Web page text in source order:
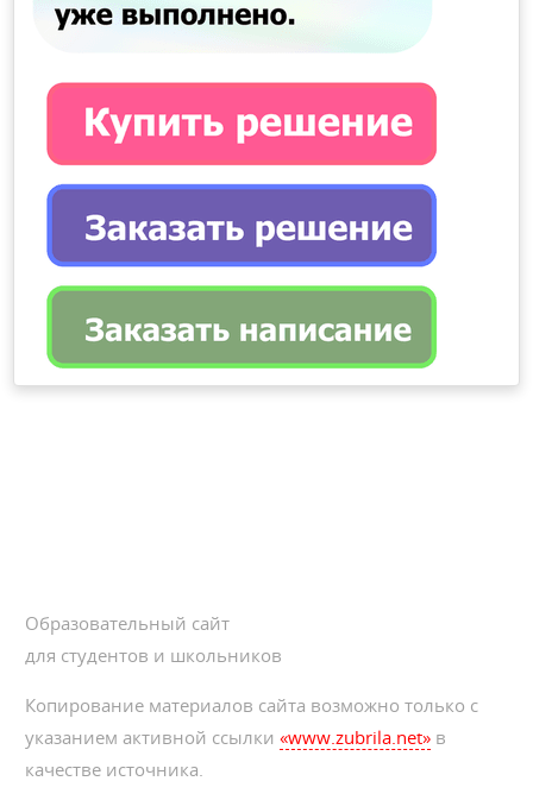
Образовательный сайт
для студентов и школьников
Копирование материалов сайта возможно только с
указанием активной ссылки«www.zubrila.net» в
качестве источника.